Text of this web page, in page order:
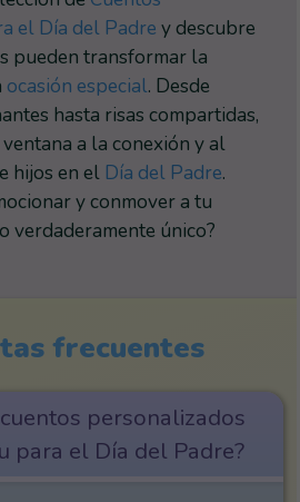
el Día del Padre y descubre
pueden transformar la
ocasión especial. Desde
hasta risas compartidas,
a la conexión y al
hijos en el Día del Padre.
y conmover a tu
verdaderamente único?
frecuentes
personalizados
para el Día del Padre?